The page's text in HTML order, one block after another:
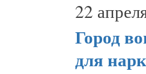
22
Город
для